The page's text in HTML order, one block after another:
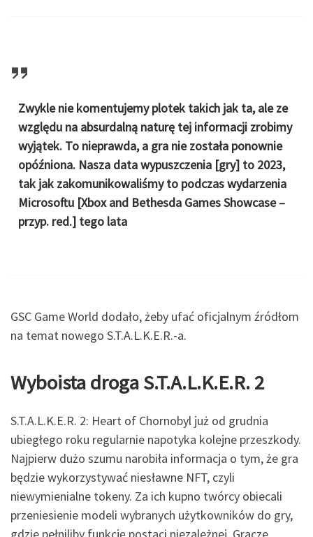
Zwykle nie komentujemy plotek takich jak ta, ale ze
względu na absurdalną naturę tej informacji zrobimy
wyjątek. To nieprawda, a gra nie została ponownie
opóźniona. Nasza data wypuszczenia [gry] to 2023,
tak jak zakomunikowaliśmy to podczas wydarzenia
Microsoftu [Xbox and Bethesda Games Showcase –
przyp. red.] tego lata
GSC Game World dodało, żeby ufać oficjalnym źródłom
na temat nowego S.T.A.L.K.E.R.-a.
Wyboista droga S.T.A.L.K.E.R. 2
S.T.A.L.K.E.R. 2: Heart of Chornobyl już od grudnia
ubiegłego roku regularnie napotyka kolejne przeszkody.
Najpierw dużo szumu narobiła informacja o tym, że gra
będzie wykorzystywać niesławne NFT, czyli
niewymienialne tokeny. Za ich kupno twórcy obiecali
przeniesienie modeli wybranych użytkowników do gry,
gdzie pełniliby funkcję postaci niezależnej. Gracze